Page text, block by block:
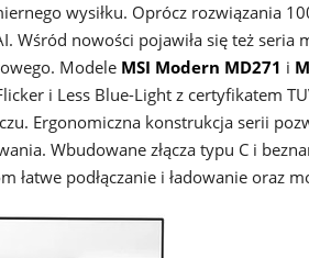
wysiłku. Oprócz rozwiązania
Wśród nowości pojawiła się też seria
Modele MSI Modern MD271 i
i Less Blue-Light z certyfikatem
Ergonomiczna konstrukcja serii
Wbudowane złącza typu C i
podłączanie i ładowanie oraz